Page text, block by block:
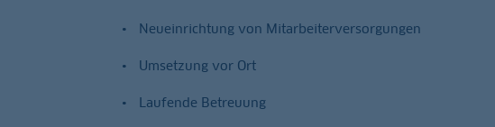
Neueinrichtung von Mitarbeiterversorgungen
Umsetzung vor Ort
Laufende Betreuung